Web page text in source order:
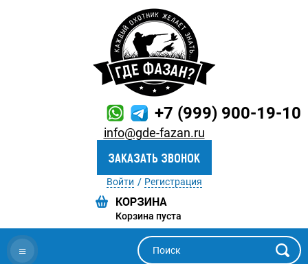
+7 (999) 900-19-10
info@gde-fazan.ru
ЗАКАЗАТЬ ЗВОНОК
Войти Регистрация
Корзина пуста
≡